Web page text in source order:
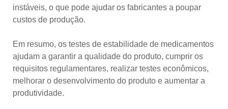
instáveis, o que pode ajudar os fabricantes a poupar
custos de produção.
Em resumo, os testes de estabilidade de medicamentos
ajudam a garantir a qualidade do produto, cumprir os
requisitos regulamentares, realizar testes econômicos,
melhorar o desenvolvimento do produto e aumentar a
produtividade.